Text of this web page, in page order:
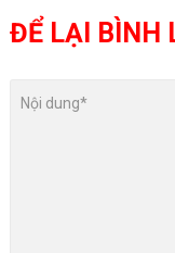
ĐỂ LẠI BÌNH